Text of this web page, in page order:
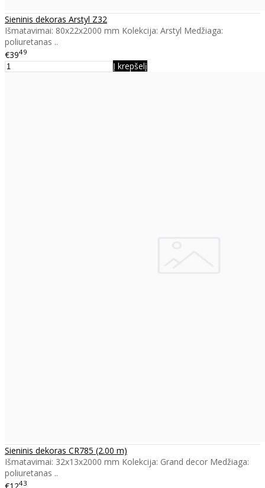
Sieninis dekoras Arstyl Z32
Išmatavimai: 80x22x2000 mm Kolekcija: Arstyl Medžiaga:
poliuretanas ..
€3949
Į krepšelį
Sieninis dekoras CR785 (2.00 m)
Išmatavimai: 32x13x2000 mm Kolekcija: Grand decor Medžiaga:
poliuretanas ..
43